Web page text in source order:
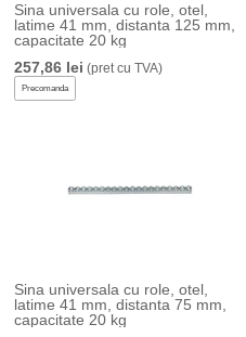
Sina universala cu role, otel,
latime 41 mm, distanta 125 mm,
capacitate 20 kg
257,86 lei (pret cu TVA)
Precomanda
Sina universala cu role, otel,
latime 41 mm, distanta 75 mm,
capacitate 20 kg